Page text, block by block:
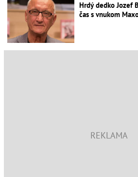
Hrdý dedko Jozef
čas s vnukom